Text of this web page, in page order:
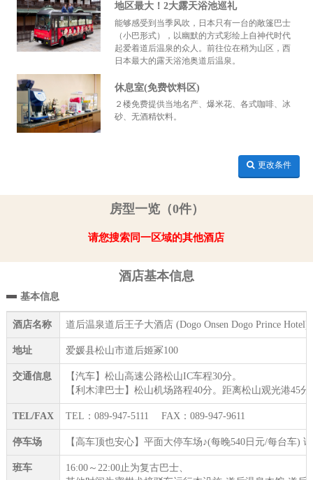
地区最大！2大露天浴池巡礼
能够感受到当季风吹，日本只有一台的敞篷巴士
（小巴形式），以幽默的方式彩绘上自神代时代
起爱着道后温泉的众人。前往位在稍为山区，西
日本最大的露天浴池奥道后温泉。
休息室(免费饮料区)
２楼免费提供当地名产、爆米花、各式咖啡、冰
砂、无酒精饮料。
更改条件
房型一览（0件）
请您搜索同一区域的其他酒店
酒店基本信息
基本信息
酒店名称 道后温泉道后王子大酒店 (Dogo Onsen Dogo Prince Hotel)
地址 爱媛县松山市道后姬冢100
交通信息
【汽车】松山高速公路松山IC车程30分。
【利木津巴士】松山机场路程40分。距离松山观光港45
TEL/FAX TEL：089-947-5111 FAX：089-947-9611
停车场 【高车顶也安心】平面大停车场♪(每晚540日元/每台车)
班车
16:00～22:00止为复古巴士、